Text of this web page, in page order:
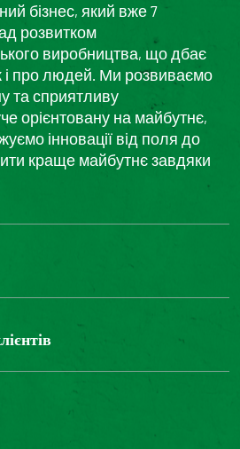
бізнес, який вже 7
розвитком
виробництва, що дбає
і про людей. Ми розвиваємо
та сприятливу
орієнтовану на майбутнє,
інновації від поля до
краще майбутнє завдяки